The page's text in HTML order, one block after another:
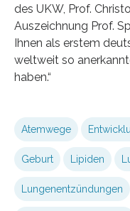
des UKW, Prof.
Auszeichnung Prof.
Ihnen als erstem
weltweit so
haben.“
Atemwege
Geburt Lipiden
Lungenentzündungen